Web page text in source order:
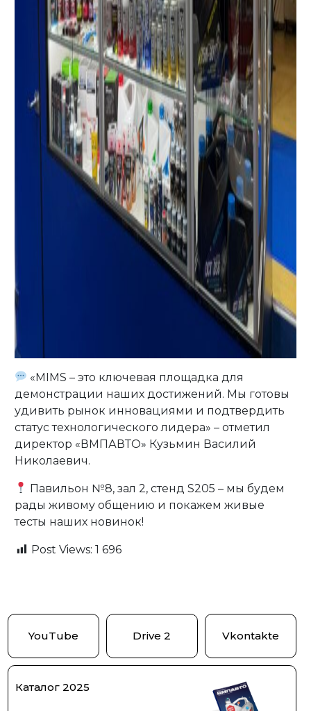
«MIMS – это ключевая площадка для
демонстрации наших достижений. Мы готовы
удивить рынок инновациями и подтвердить
статус технологического лидера» – отметил
директор «ВМПАВТО» Кузьмин Василий
Николаевич.
Павильон №8, зал 2, стенд S205 – мы будем
рады живому общению и покажем живые
тесты наших новинок!
Post Views: 1 696
YouTube Drive 2 Vkontakte
Каталог 2025